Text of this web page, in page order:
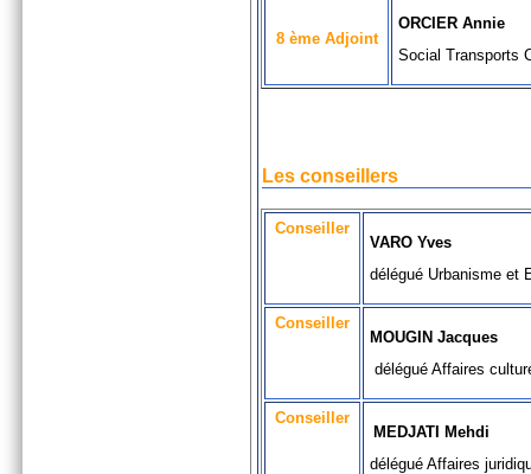
8 ème Adjoint
ORCIER Annie
Social Transports
Les conseillers
Conseiller
VARO Yves
délégué Urbanisme et
Conseiller
MOUGIN Jacques
délégué Affaires
Conseiller
MEDJATI Mehdi
délégué Affaires